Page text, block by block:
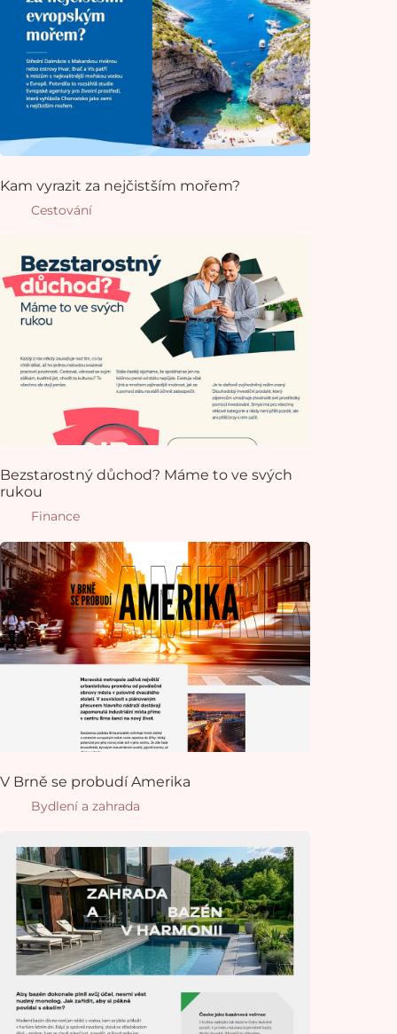
Kam vyrazit za nejčistším mořem?
Cestování
Bezstarostný důchod? Máme to ve svých
rukou
Finance
V Brně se probudí Amerika
Bydlení a zahrada